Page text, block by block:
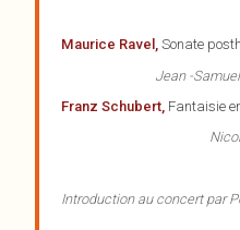
Maurice Ravel, Sonate
Jean -
Franz Schubert, Fantaisie
Introduction au concert par